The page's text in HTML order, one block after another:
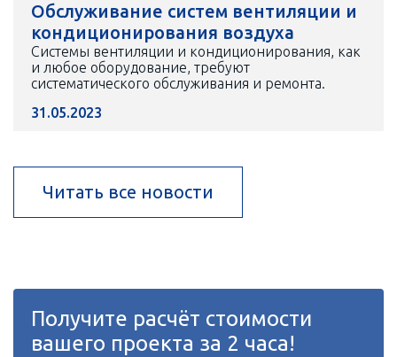
Обслуживание систем вентиляции и
кондиционирования воздуха
Системы вентиляции и кондиционирования, как
и любое оборудование, требуют
систематического обслуживания и ремонта.
31.05.2023
Читать все новости
Получите расчёт стоимости
вашего проекта за 2 часа!